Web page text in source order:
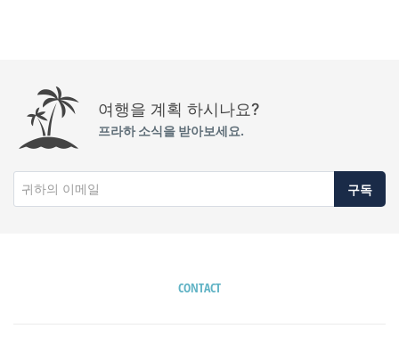
여행을 계획 하시나요?
프라하 소식을 받아보세요.
구독
CONTACT